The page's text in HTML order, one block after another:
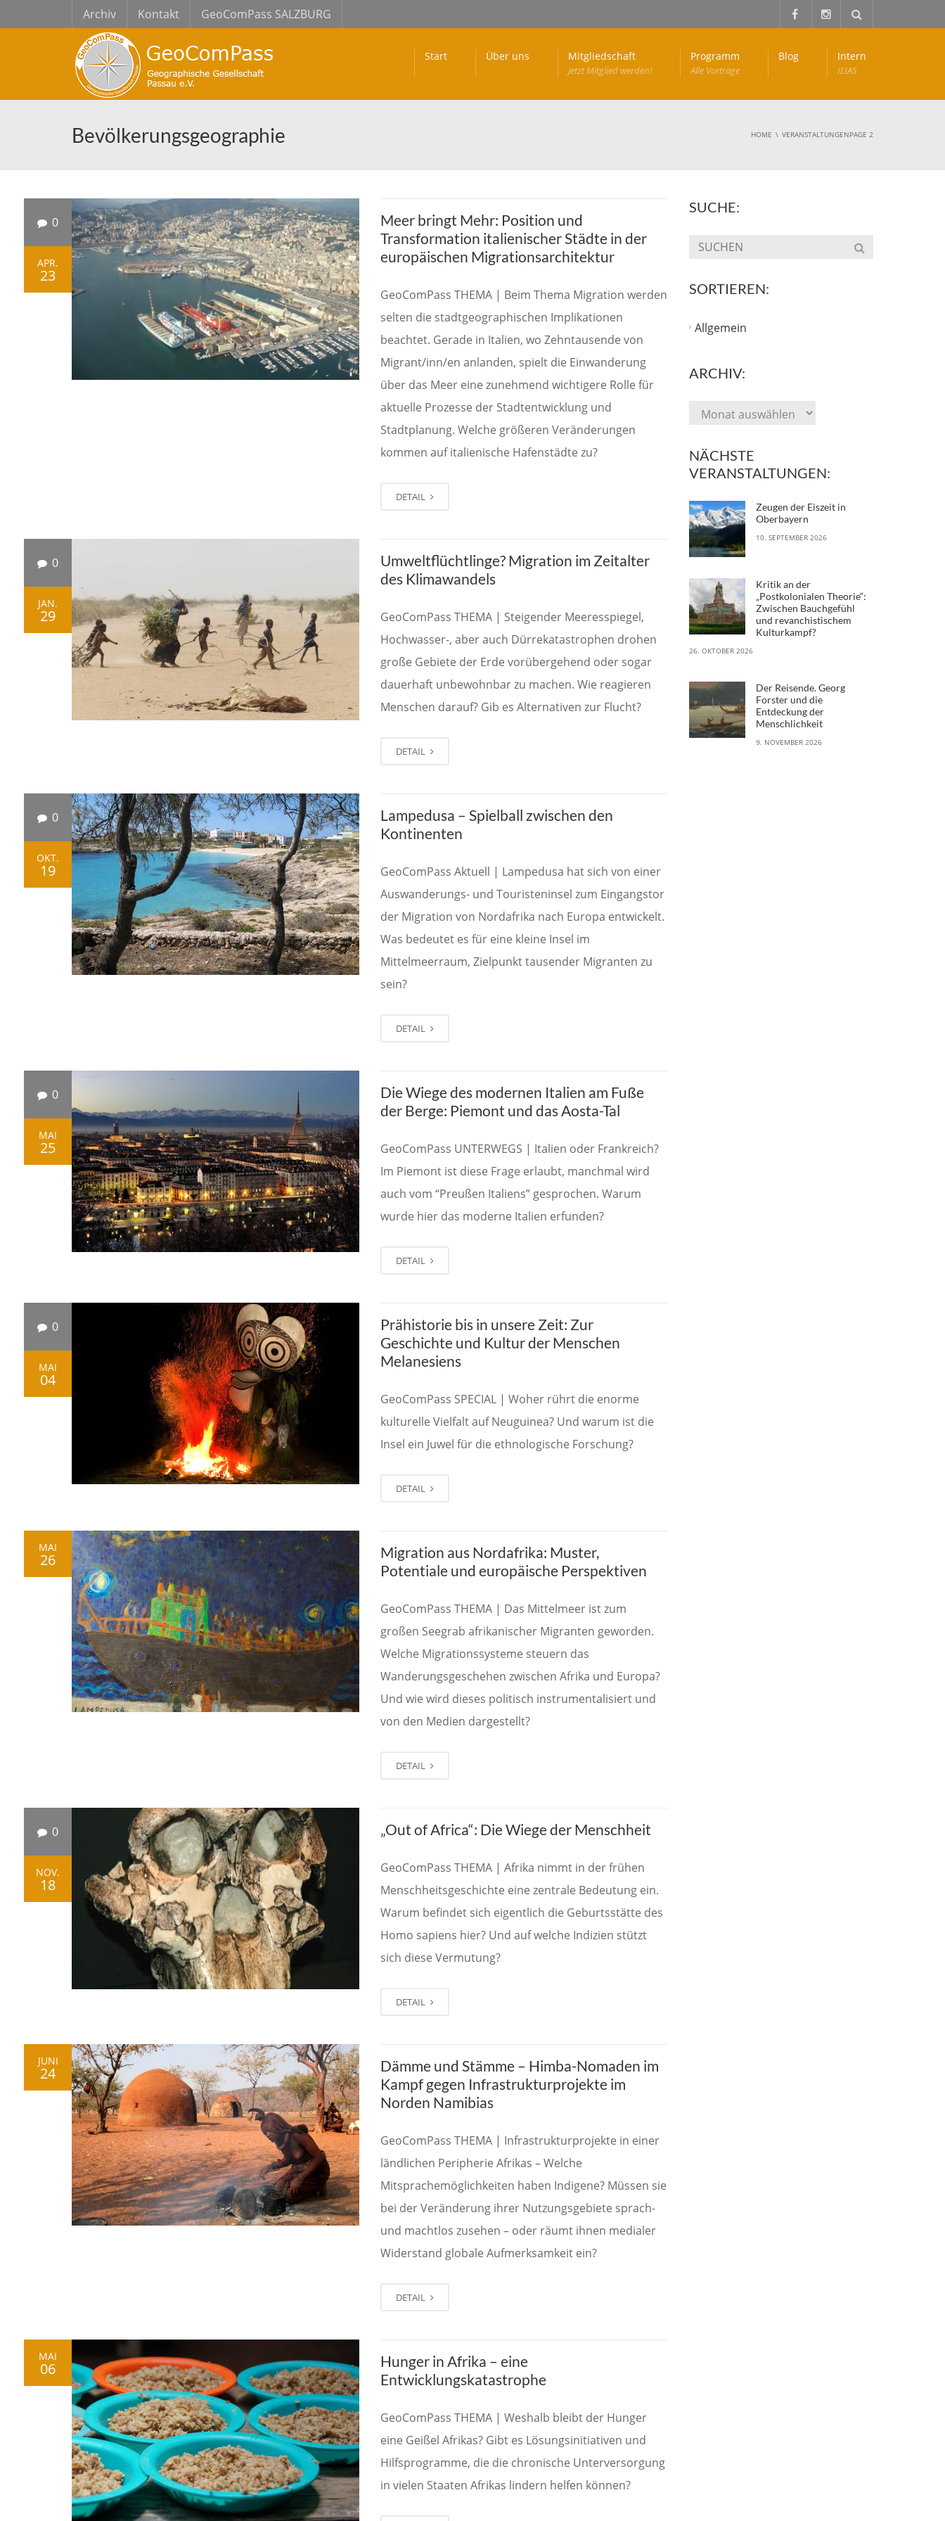
Archiv Kontakt GeoComPass SALZBURG
Start Über uns Mitgliedschaft
Jetzt Mitglied werden!
Programm
Alle Vorträge
Blog Intern
ILIAS
Bevölkerungsgeographie HOME VERANSTALTUNGENPAGE 2
0
APR.
23
Meer bringt Mehr: Position und
Transformation italienischer Städte in der
europäischen Migrationsarchitektur
GeoComPass THEMA | Beim Thema Migration werden
selten die stadtgeographischen Implikationen
beachtet. Gerade in Italien, wo Zehntausende von
Migrant/inn/en anlanden, spielt die Einwanderung
über das Meer eine zunehmend wichtigere Rolle für
aktuelle Prozesse der Stadtentwicklung und
Stadtplanung. Welche größeren Veränderungen
kommen auf italienische Hafenstädte zu?
DETAIL
0
JAN.
29
Umweltflüchtlinge? Migration im Zeitalter
des Klimawandels
GeoComPass THEMA | Steigender Meeresspiegel,
Hochwasser-, aber auch Dürrekatastrophen drohen
große Gebiete der Erde vorübergehend oder sogar
dauerhaft unbewohnbar zu machen. Wie reagieren
Menschen darauf? Gib es Alternativen zur Flucht?
DETAIL
0
OKT.
19
Lampedusa – Spielball zwischen den
Kontinenten
GeoComPass Aktuell | Lampedusa hat sich von einer
Auswanderungs- und Touristeninsel zum Eingangstor
der Migration von Nordafrika nach Europa entwickelt.
Was bedeutet es für eine kleine Insel im
Mittelmeerraum, Zielpunkt tausender Migranten zu
sein?
DETAIL
0
MAI
25
Die Wiege des modernen Italien am Fuße
der Berge: Piemont und das Aosta-Tal
GeoComPass UNTERWEGS | Italien oder Frankreich?
Im Piemont ist diese Frage erlaubt, manchmal wird
auch vom “Preußen Italiens” gesprochen. Warum
wurde hier das moderne Italien erfunden?
DETAIL
0
MAI
04
Prähistorie bis in unsere Zeit: Zur
Geschichte und Kultur der Menschen
Melanesiens
GeoComPass SPECIAL | Woher rührt die enorme
kulturelle Vielfalt auf Neuguinea? Und warum ist die
Insel ein Juwel für die ethnologische Forschung?
DETAIL
MAI
26
Migration aus Nordafrika: Muster,
Potentiale und europäische Perspektiven
GeoComPass THEMA | Das Mittelmeer ist zum
großen Seegrab afrikanischer Migranten geworden.
Welche Migrationssysteme steuern das
Wanderungsgeschehen zwischen Afrika und Europa?
Und wie wird dieses politisch instrumentalisiert und
von den Medien dargestellt?
DETAIL
0
NOV.
18
„Out of Africa“: Die Wiege der Menschheit
GeoComPass THEMA | Afrika nimmt in der frühen
Menschheitsgeschichte eine zentrale Bedeutung ein.
Warum befindet sich eigentlich die Geburtsstätte des
Homo sapiens hier? Und auf welche Indizien stützt
sich diese Vermutung?
DETAIL
JUNI
24
Dämme und Stämme – Himba-Nomaden im
Kampf gegen Infrastrukturprojekte im
Norden Namibias
GeoComPass THEMA | Infrastrukturprojekte in einer
ländlichen Peripherie Afrikas – Welche
Mitsprachemöglichkeiten haben Indigene? Müssen sie
bei der Veränderung ihrer Nutzungsgebiete sprach-
und machtlos zusehen – oder räumt ihnen medialer
Widerstand globale Aufmerksamkeit ein?
DETAIL
MAI
06
Hunger in Afrika – eine
Entwicklungskatastrophe
GeoComPass THEMA | Weshalb bleibt der Hunger
eine Geißel Afrikas? Gibt es Lösungsinitiativen und
Hilfsprogramme, die die chronische Unterversorgung
in vielen Staaten Afrikas lindern helfen können?
SUCHE:
SORTIEREN:
Allgemein
ARCHIV:
NÄCHSTE
VERANSTALTUNGEN:
Zeugen der Eiszeit in
Oberbayern
10. SEPTEMBER 2026
Kritik an der
„Postkolonialen Theorie“:
Zwischen Bauchgefühl
und revanchistischem
Kulturkampf?
26. OKTOBER 2026
Der Reisende. Georg
Forster und die
Entdeckung der
Menschlichkeit
9. NOVEMBER 2026